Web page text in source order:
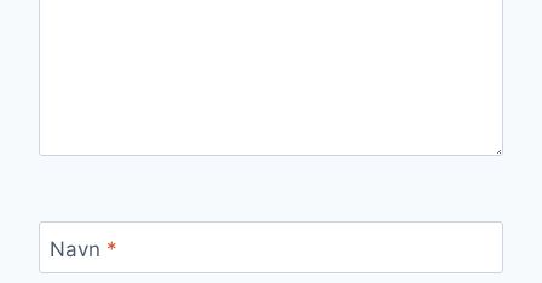
Navn *